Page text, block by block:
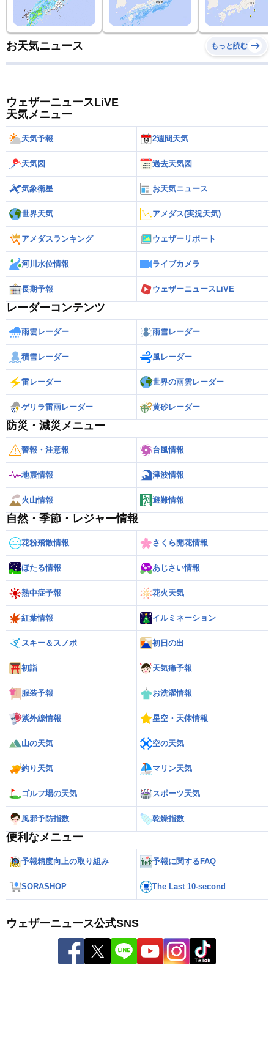
お天気ニュース もっと読む
ウェザーニュースLiVE
天気メニュー
天気予報 2週間天気
天気図 過去天気図
気象衛星 お天気ニュース
世界天気 アメダス(実況天気)
アメダスランキング ウェザーリポート
河川水位情報 ライブカメラ
長期予報 ウェザーニュースLiVE
レーダーコンテンツ
雨雲レーダー 雨雪レーダー
積雪レーダー 風レーダー
雷レーダー 世界の雨雲レーダー
ゲリラ雷雨レーダー 黄砂レーダー
防災・減災メニュー
警報・注意報 台風情報
地震情報 津波情報
火山情報 避難情報
自然・季節・レジャー情報
花粉飛散情報 さくら開花情報
ほたる情報 あじさい情報
熱中症予報 花火天気
紅葉情報 イルミネーション
スキー＆スノボ 初日の出
初詣 天気痛予報
服装予報 お洗濯情報
紫外線情報 星空・天体情報
山の天気 空の天気
釣り天気 マリン天気
ゴルフ場の天気 スポーツ天気
風邪予防指数 乾燥指数
便利なメニュー
予報精度向上の取り組み 予報に関するFAQ
SORASHOP The Last 10-second
ウェザーニュース公式SNS